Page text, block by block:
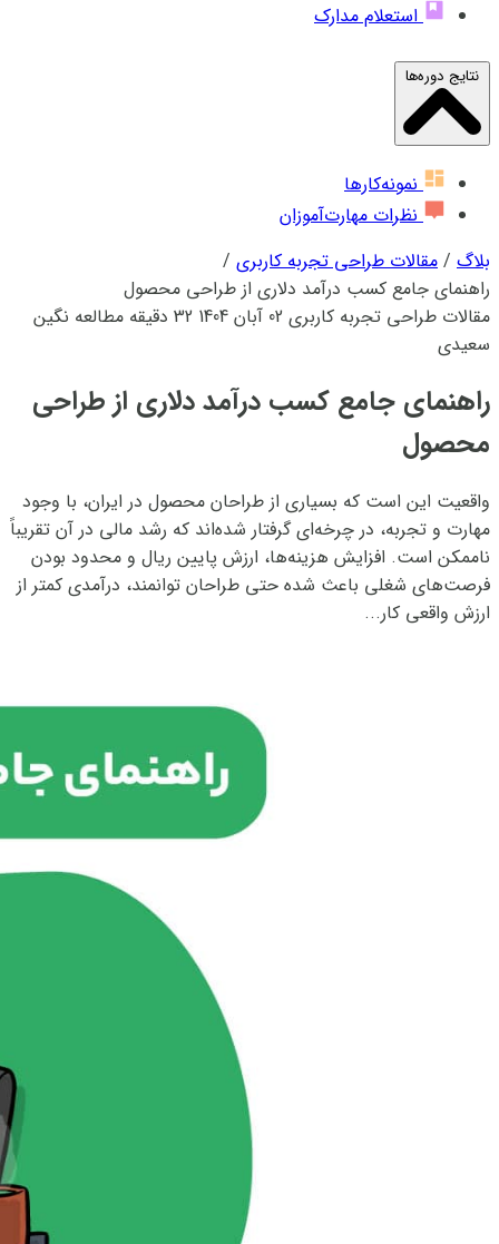
استعلام مدارک
نتایج دوره‌ها
نمونه‌کارها
نظرات مهارت‌آموزان
بلاگ / مقالات طراحی تجربه کاربری /
راهنمای جامع کسب درآمد دلاری از طراحی محصول
مقالات طراحی تجربه کاربری 02 آبان 1404 32 دقیقه مطالعه
نگین
سعیدی
راهنمای جامع کسب درآمد دلاری از طراحی
محصول
واقعیت این است که بسیاری از طراحان محصول در ایران، با وجود
مهارت و تجربه، در چرخه‌ای گرفتار شده‌اند که رشد مالی در آن تقریباً
ناممکن است. افزایش هزینه‌ها، ارزش پایین ریال و محدود بودن
فرصت‌های شغلی باعث شده حتی طراحان توانمند، درآمدی کمتر از
ارزش واقعی کار...